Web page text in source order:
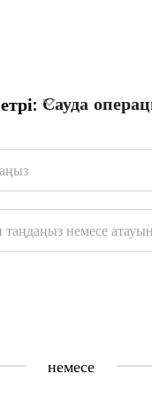
Gateway
Сауда
таңдаңыз немесе атауын
немесе
Жануар текті
ЕАЭО-тан
рұқсат алады.